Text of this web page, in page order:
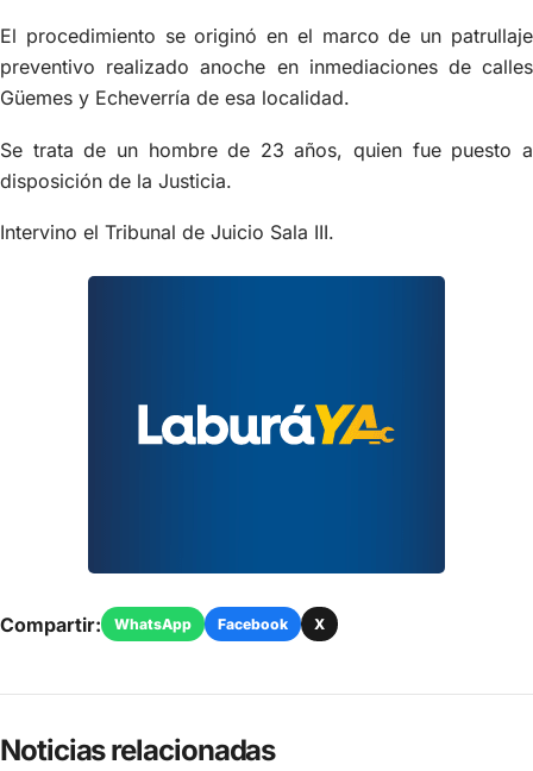
El procedimiento se originó en el marco de un patrullaje
preventivo realizado anoche en inmediaciones de calles
Güemes y Echeverría de esa localidad.
Se trata de un hombre de 23 años, quien fue puesto a
disposición de la Justicia.
Intervino el Tribunal de Juicio Sala III.
Compartir: WhatsApp Facebook X
Noticias relacionadas